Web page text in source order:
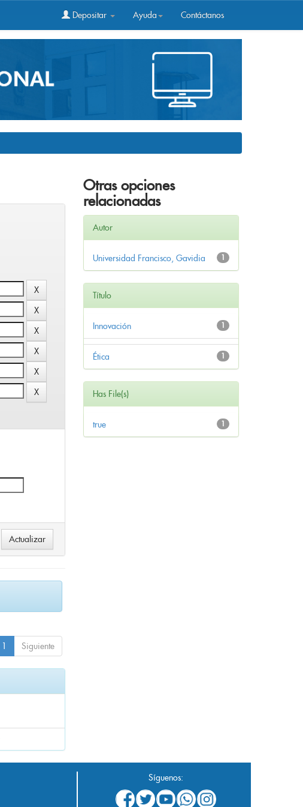
Depositar Ayuda Contáctanos
1 Siguiente
Otras opciones
relacionadas
Autor
1
Universidad Francisco, Gavidia
Título
1
Innovación
1
Ética
Has File(s)
1
true
Síguenos: